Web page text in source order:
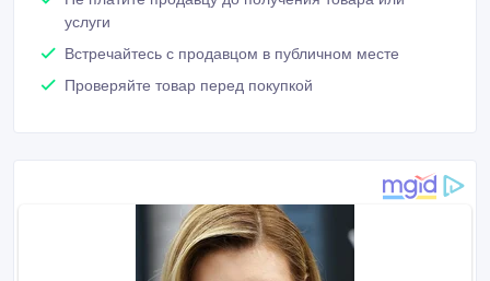
услуги
Встречайтесь с продавцом в публичном месте
Проверяйте товар перед покупкой